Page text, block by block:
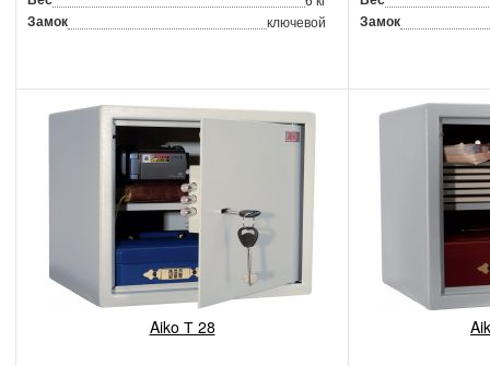
Замок ключевой
Замок
Aiko Т 28